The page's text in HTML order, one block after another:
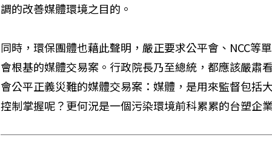
調的改善媒體環境之目的。
同時，環保團體也藉此聲明，嚴正要求公平會、NCC等
會根基的媒體交易案。行政院長乃至總統，都應該嚴肅
會公平正義災難的媒體交易案：媒體，是用來監督包括
控制掌握呢？更何況是一個污染環境前科累累的台塑企業